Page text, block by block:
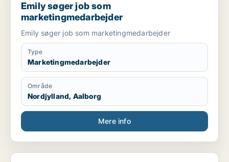
Emily søger job som
marketingmedarbejder
Emily søger job som marketingmedarbejder
Type
Marketingmedarbejder
Område
Nordjylland, Aalborg
Mere info